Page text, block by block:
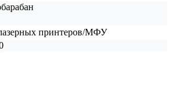
принтеров/МФУ